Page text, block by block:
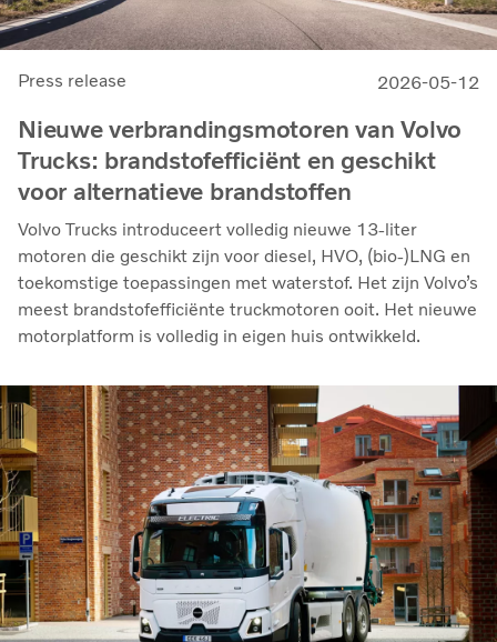
Press release 2026-05-12
Nieuwe verbrandingsmotoren van Volvo
Trucks: brandstofefficiënt en geschikt
voor alternatieve brandstoffen
Volvo Trucks introduceert volledig nieuwe 13-liter
motoren die geschikt zijn voor diesel, HVO, (bio-)LNG en
toekomstige toepassingen met waterstof. Het zijn Volvo’s
meest brandstofefficiënte truckmotoren ooit. Het nieuwe
motorplatform is volledig in eigen huis ontwikkeld.